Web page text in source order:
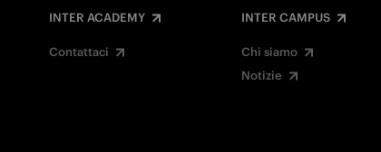
INTER ACADEMY
Contattaci
INTER CAMPUS
Chi siamo
Notizie